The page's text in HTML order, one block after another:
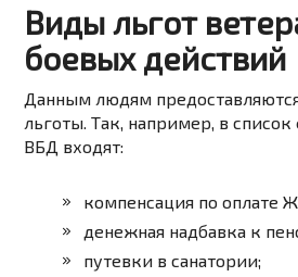
Виды льгот
боевых действий
Данным людям
льготы. Так, например, в
ВБД входят:
компенсация по оплате
денежная надбавка к
путевки в санатории;